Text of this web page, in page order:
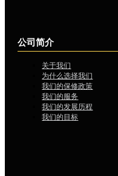
公司简介
关于我们
为什么选择我们
我们的保修政策
我们的服务
我们的发展历程
我们的目标